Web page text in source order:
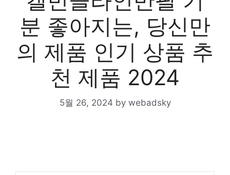
분 좋아지는, 당신만
의 제품 인기 상품 추
천 제품 2024
5월 26, 2024 by webadsky